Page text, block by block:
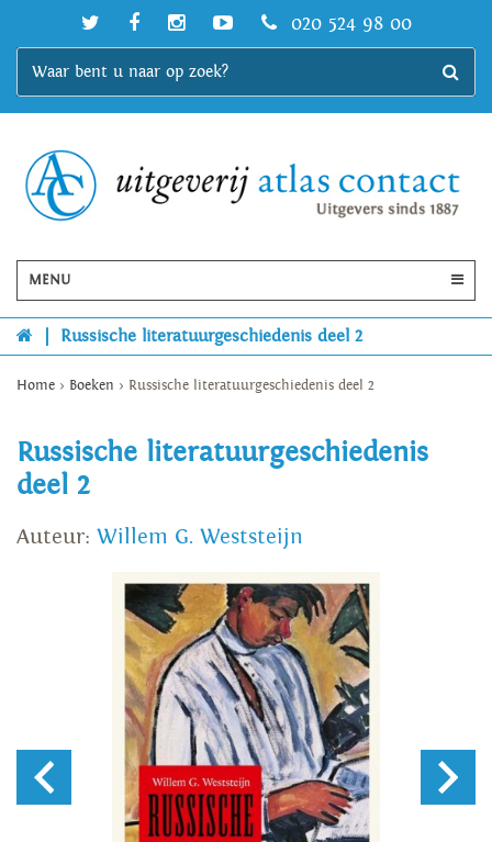
020 524 98 00
MENU
Russische literatuurgeschiedenis deel 2
Home > Boeken > Russische literatuurgeschiedenis deel 2
Russische literatuurgeschiedenis
deel 2
Auteur: Willem G. Weststeijn